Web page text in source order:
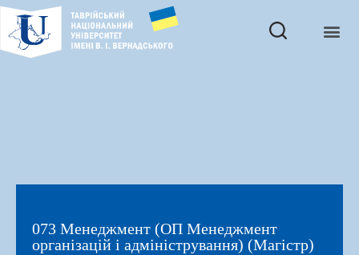
073 Менеджмент (ОП Менеджмент
організацій і адміністрування) (Магістр)